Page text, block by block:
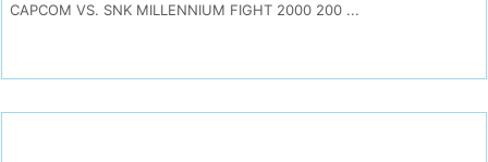
CAPCOM VS. SNK MILLENNIUM FIGHT 2000 200 ...